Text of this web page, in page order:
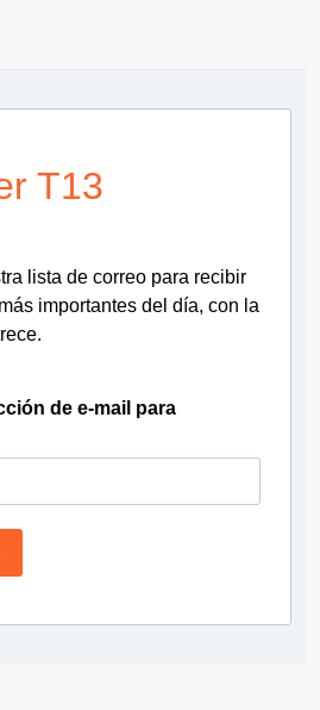
T13
lista de correo para recibir
importantes del día, con la
de e-mail para